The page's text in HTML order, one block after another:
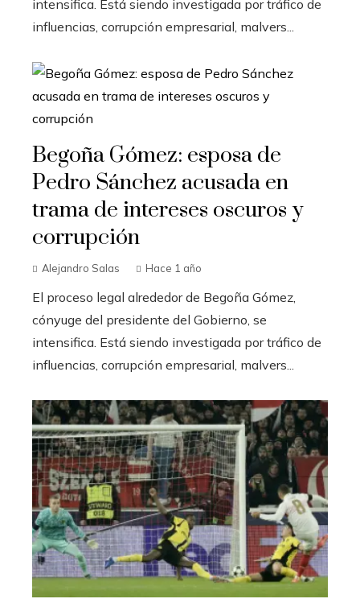
intensifica. Está siendo investigada por tráfico de
influencias, corrupción empresarial, malvers...
Begoña Gómez: esposa de
Pedro Sánchez acusada en
trama de intereses oscuros y
corrupción
Alejandro Salas Hace 1 año
El proceso legal alrededor de Begoña Gómez,
cónyuge del presidente del Gobierno, se
intensifica. Está siendo investigada por tráfico de
influencias, corrupción empresarial, malvers...